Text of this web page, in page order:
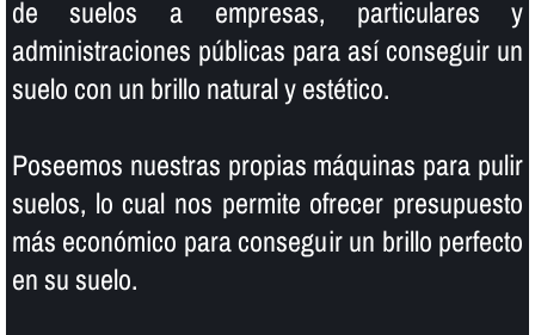
de suelos a empresas, particulares y
administraciones públicas para así­ conseguir un
suelo con un brillo natural y estético.
Poseemos nuestras propias máquinas para pulir
suelos, lo cual nos permite ofrecer presupuesto
más económico para conseguir un brillo perfecto
en su suelo.